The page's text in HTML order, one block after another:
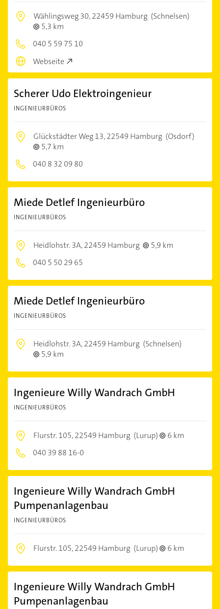
Wählingsweg 30,22459 Hamburg (Schnelsen)
5,3 km
040 5 59 75 10
Webseite
Scherer Udo Elektroingenieur
INGENIEURBÜROS
Glückstädter Weg 13,22549 Hamburg (Osdorf)
5,7 km
040 8 32 09 80
Miede Detlef Ingenieurbüro
INGENIEURBÜROS
Heidlohstr. 3A,22459 Hamburg
5,9 km
040 5 50 29 65
Miede Detlef Ingenieurbüro
INGENIEURBÜROS
Heidlohstr. 3A,22459 Hamburg (Schnelsen)
5,9 km
Ingenieure Willy Wandrach GmbH
INGENIEURBÜROS
Flurstr. 105,22549 Hamburg (Lurup)
6 km
040 39 88 16-0
Ingenieure Willy Wandrach GmbH
Pumpenanlagenbau
INGENIEURBÜROS
Flurstr. 105,22549 Hamburg (Lurup) 6 km
Ingenieure Willy Wandrach GmbH
Pumpenanlagenbau